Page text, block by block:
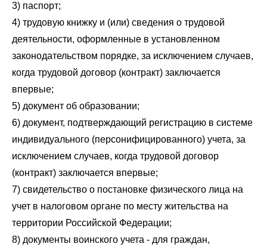
3) паспорт;
4) трудовую книжку и (или) сведения о трудовой
деятельности, оформленные в установленном
законодательством порядке, за исключением случаев,
когда трудовой договор (контракт) заключается
впервые;
5) документ об образовании;
6) документ, подтверждающий регистрацию в системе
индивидуального (персонифицированного) учета, за
исключением случаев, когда трудовой договор
(контракт) заключается впервые;
7) свидетельство о постановке физического лица на
учет в налоговом органе по месту жительства на
территории Российской Федерации;
8) документы воинского учета - для граждан,